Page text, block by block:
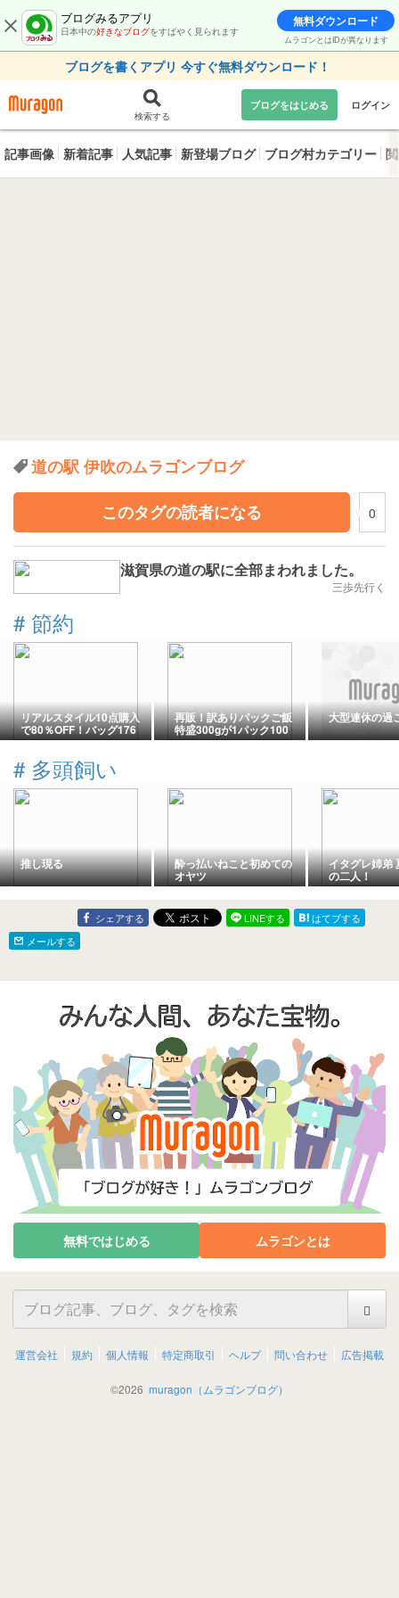
ブログみるアプリ
日本中の好きなブログをすばやく見られます
無料ダウンロード
ムラゴンとはIDが異なります
ブログを書くアプリ 今すぐ無料ダウンロード！
検索する
ブログをはじめる ログイン
記事画像 新着記事 人気記事 新登場ブログ ブログ村カテゴリー
道の駅 伊吹のムラゴンブログ
このタグの読者になる
0
滋賀県の道の駅に全部まわれました。
三歩先行く
# 節約
リアルスタイル10点購入
で80％OFF！バッグ176
円、ワンピース704円
再販！訳ありパックご飯
特盛300gが1パック100
円！
大型連休の過
# 多頭飼い
推し現る 酔っ払いねこと初めての
オヤツ
イタグレ姉弟
の二人！
シェアする LINEする
はてブする
メールする
無料ではじめる ムラゴンとは
運営会社 規約 個人情報 特定商取引 ヘルプ 問い合わせ 広告掲載
©2026 muragon（ムラゴンブログ）